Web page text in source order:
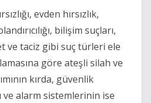
evden hırsızlık,
bilişim suçları,
ve taciz gibi suç türleri ele
göre ateşli silah ve
kırda, güvenlik
ve alarm sistemlerinin ise